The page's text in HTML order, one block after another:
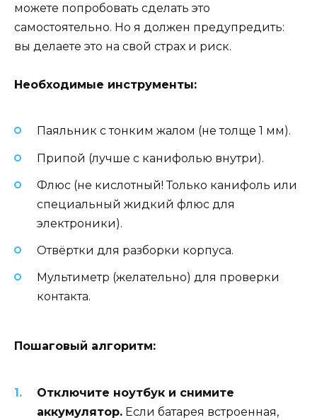
можете попробовать сделать это
самостоятельно. Но я должен предупредить:
вы делаете это на свой страх и риск.
Необходимые инструменты:
Паяльник с тонким жалом (не толще 1 мм).
Припой (лучше с канифолью внутри).
Флюс (не кислотный! Только канифоль или
специальный жидкий флюс для
электроники).
Отвёртки для разборки корпуса.
Мультиметр (желательно) для проверки
контакта.
Пошаговый алгоритм:
Отключите ноутбук и снимите
аккумулятор. Если батарея встроенная,